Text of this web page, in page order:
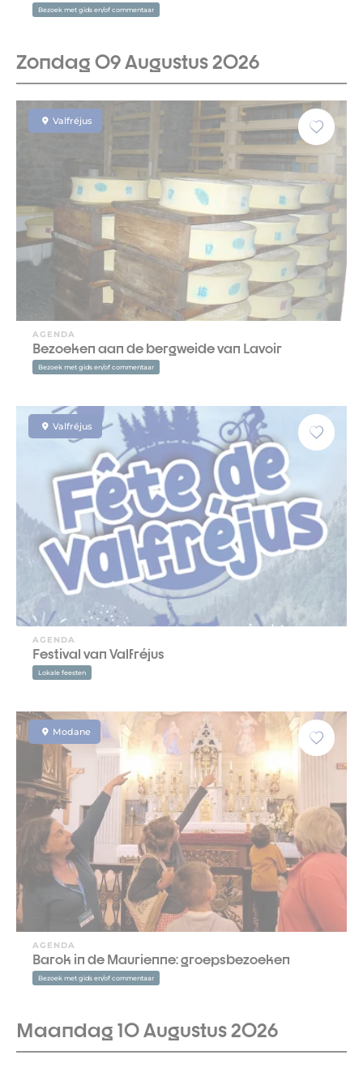
Bezoek met gids en/of commentaar
Zondag 09 Augustus 2026
Valfréjus
AGENDA
Bezoeken aan de bergweide van Lavoir
Bezoek met gids en/of commentaar
Valfréjus
AGENDA
Festival van Valfréjus
Lokale feesten
Modane
AGENDA
Barok in de Maurienne: groepsbezoeken
Bezoek met gids en/of commentaar
Maandag 10 Augustus 2026